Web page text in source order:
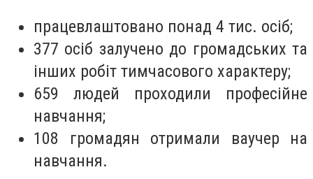
працевлаштовано понад 4 тис. осіб;
377 осіб залучено до громадських та
інших робіт тимчасового характеру;
659 людей проходили професійне
навчання;
108 громадян отримали ваучер на
навчання.